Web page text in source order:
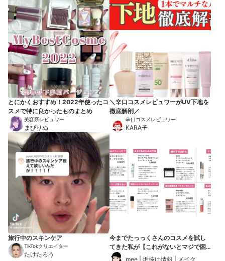
とにかくおすすめ！2022年使ったコ
スメで特に良かったものまとめ
美容系レビュワー
まぴりぬ
＼辛口コスメレビュワーがUV下地を
徹底解剖／
辛口コスメレビュワー
KARA子
旅行中のスキンケア
TikTokクリエイター
たけたろう
今までたっっくさんのコスメを試し
てきた私が【これがないとマジで困
る】リピートコスメ8選
mee | 垢抜け情報 | メイク